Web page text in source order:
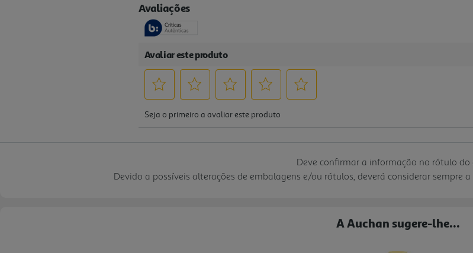
Deve confirmar a informação no rótulo do
Devido a possíveis alterações de embalagens e/ou rótulos, deverá considerar sempre
A Auchan sugere-lhe...